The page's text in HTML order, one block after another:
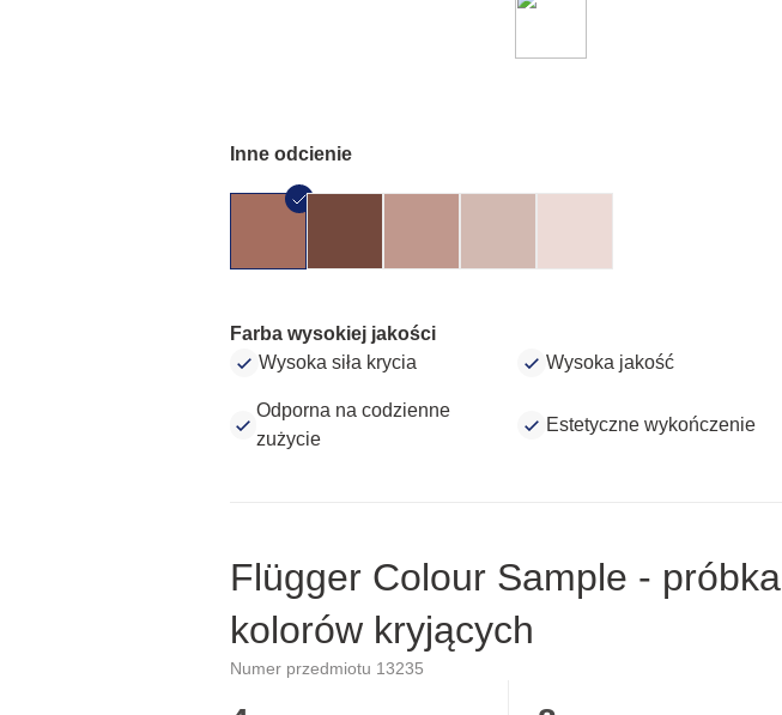
Inne odcienie
Farba wysokiej jakości
Wysoka siła krycia
Wysoka jakość
Odporna na codzienne
zużycie
Estetyczne wykończenie
Flügger Colour Sample - próbka
kolorów kryjących
Numer przedmiotu 13235